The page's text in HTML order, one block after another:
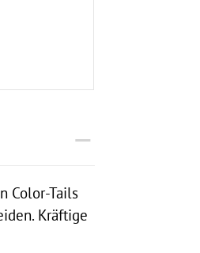
Color-Tails
Kräftige